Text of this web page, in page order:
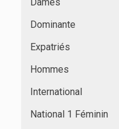
Dominante
Expatriés
Hommes
International
National 1 Féminin